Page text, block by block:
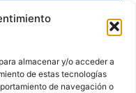
almacenar y/o acceder a
de estas tecnologías
de navegación o